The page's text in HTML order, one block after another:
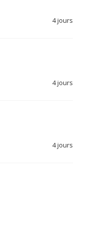
4 jours
4 jours
4 jours